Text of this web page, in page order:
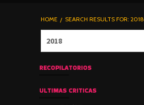
BLOGHORROR
⋆
HOME SEARCH RESULTS FOR: 2018
RECOPILATORIOS
ULTIMAS CRITICAS